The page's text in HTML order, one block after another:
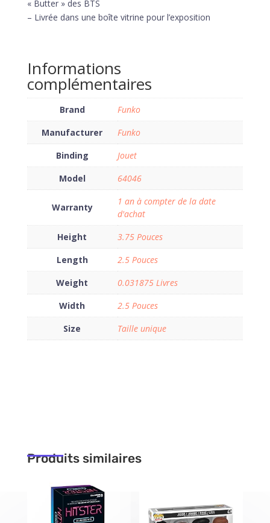
« Butter » des BTS
– Livrée dans une boîte vitrine pour l’exposition
Informations
complémentaires
Brand
Funko
Manufacturer
Funko
Binding
Jouet
Model
64046
Warranty
1 an à compter de la date
d'achat
Height
3.75 Pouces
Length
2.5 Pouces
Weight
0.031875 Livres
Width
2.5 Pouces
Size
Taille unique
Produits similaires